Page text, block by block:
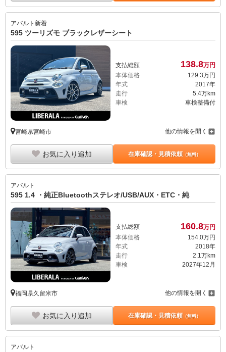
アバルト 新着
595 ツーリズモ ブラックレザーシート
支払総額 138.8万円
本体価格
129.3万円
年式
2017年
走行
5.4万km
車検
車検整備付
宮崎県宮崎市 他の情報を開く
お気に入り追加 在庫確認・見積依頼（無料）
アバルト
595 1.4 ・純正Bluetoothステレオ/USB/AUX・ETC・純
支払総額 160.8万円
本体価格
154. 0万円
年式
2018年
走行
2.1万km
車検
2027年12月
福岡県久留米市 他の情報を開く
お気に入り追加 在庫確認・見積依頼（無料）
アバルト